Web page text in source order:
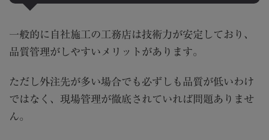
一般的に自社施工の工務店は技術力が安定しており、
品質管理がしやすいメリットがあります。
ただし外注先が多い場合でも必ずしも品質が低いわけ
ではなく、現場管理が徹底されていれば問題ありませ
ん。